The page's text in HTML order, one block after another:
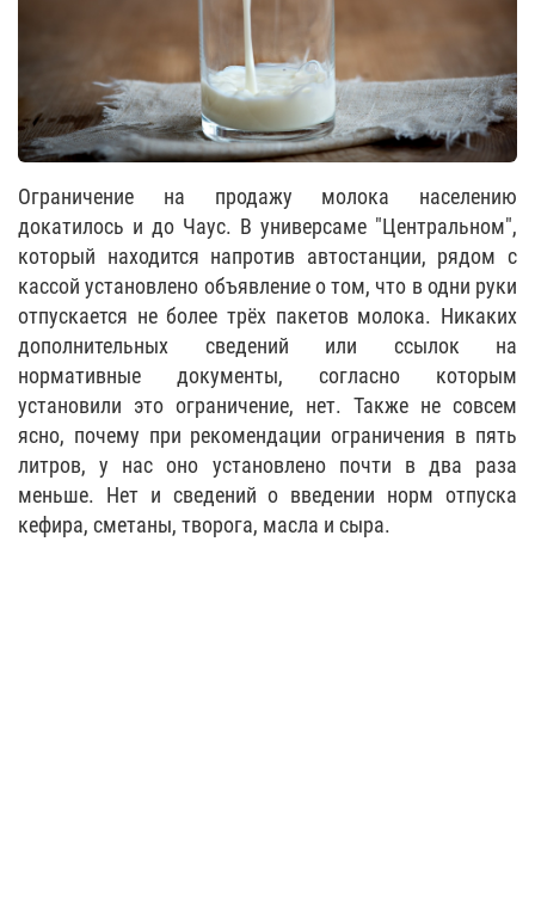
Ограничение на продажу молока населению
докатилось и до Чаус. В универсаме "Центральном",
который находится напротив автостанции, рядом с
кассой установлено объявление о том, что в одни руки
отпускается не более трёх пакетов молока. Никаких
дополнительных сведений или ссылок на
нормативные документы, согласно которым
установили это ограничение, нет. Также не совсем
ясно, почему при рекомендации ограничения в пять
литров, у нас оно установлено почти в два раза
меньше. Нет и сведений о введении норм отпуска
кефира, сметаны, творога, масла и сыра.